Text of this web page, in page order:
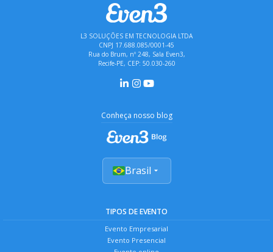
L3 SOLUÇÕES EM TECNOLOGIA LTDA
CNPJ 17.688.085/0001-45
Rua do Brum, nº 248, Sala Even3,
Recife-PE, CEP: 50.030-260
Conheça nosso blog
Brasil
TIPOS DE EVENTO
Evento Empresarial
Evento Presencial